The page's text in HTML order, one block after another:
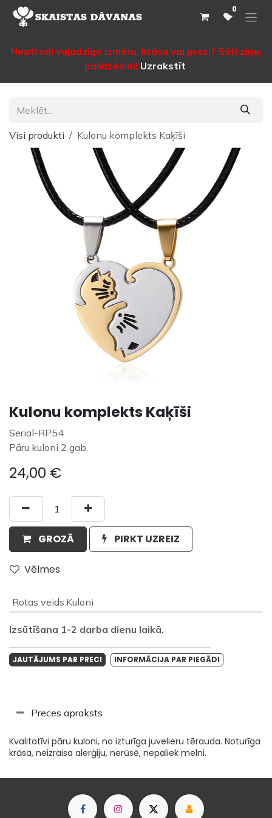
Pāriet pie satura 0
Neatradi vajadzīgo izmēru, krāsu vai preci? Sūti ziņu,
palīdzēsim! Uzrakstīt
Visi produkti Kulonu komplekts Kaķīši
Kulonu komplekts Kaķīši
Serial-RP54
Pāru kuloni 2 gab.
24,00 €
GROZĀ PIRKT UZREIZ
Vēlmes
Rotas veids:Kuloni
Izsūtīšana 1-2 darba dienu laikā.
JAUTĀJUMS PAR PRECI INFORMĀCIJA PAR PIEGĀDI
Preces apraksts
Kvalitatīvi pāru kuloni, no izturīga juvelieru tērauda. Noturīga
krāsa, neizraisa alerģiju, nerūsē, nepaliek melni.